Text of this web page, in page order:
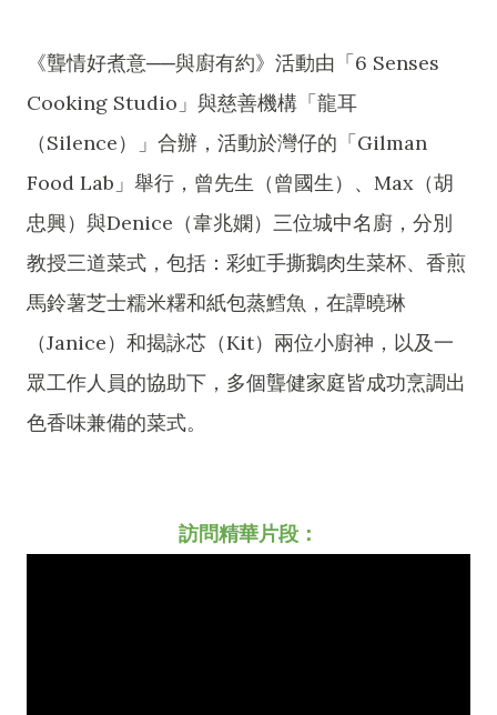
《聾情好煮意──與廚有約》活動由「6 Senses
Cooking Studio」與慈善機構「龍耳
（Silence）」合辦，活動於灣仔的「Gilman
Food Lab」舉行，曾先生（曾國生）、Max（胡
忠興）與Denice（韋兆嫻）三位城中名廚，分別
教授三道菜式，包括：彩虹手撕鵝肉生菜杯、香煎
馬鈴薯芝士糯米糬和紙包蒸鱈魚，在譚曉琳
（Janice）和揭詠芯（Kit）兩位小廚神，以及一
眾工作人員的協助下，多個聾健家庭皆成功烹調出
色香味兼備的菜式。
訪問精華片段：